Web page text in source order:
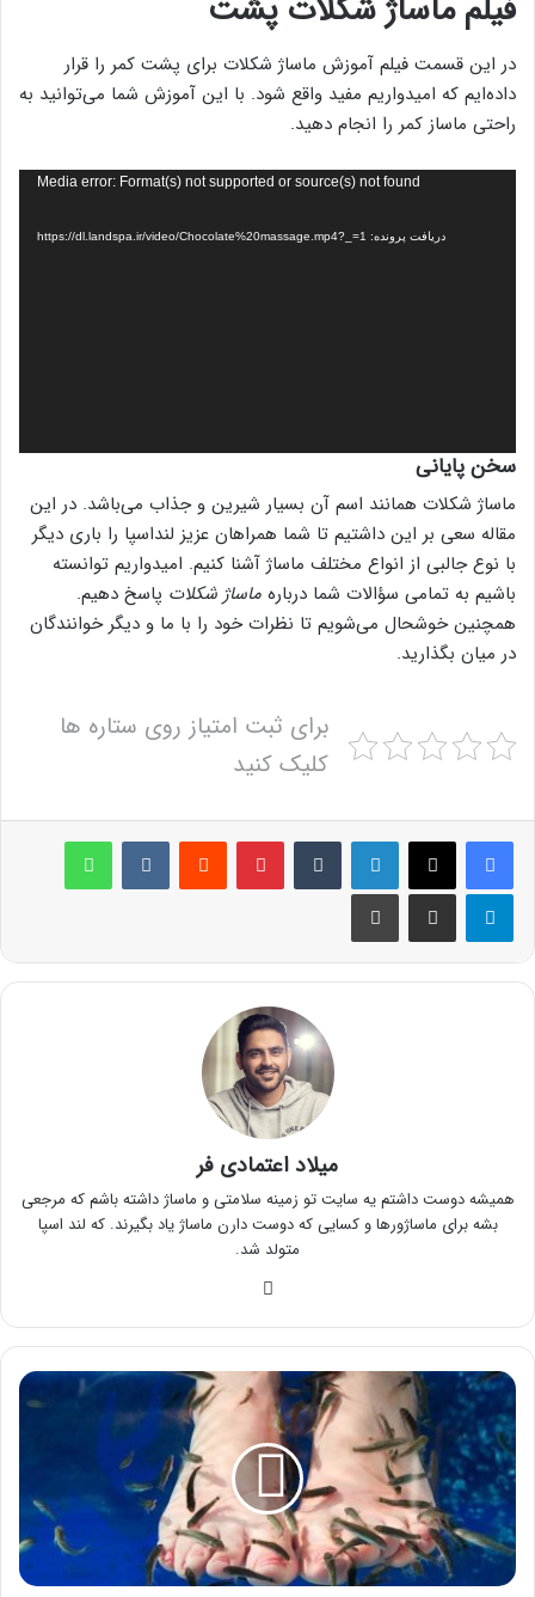
فیلم ماساژ شکلات پشت
در این قسمت فیلم آموزش ماساژ شکلات برای پشت کمر را قرار
داده‌ایم که امیدواریم مفید واقع شود. با این آموزش شما می‌توانید به
راحتی ماساز کمر را انجام دهید.
Media error: Format(s) not supported or source(s) not found
دریافت پرونده: https://dl.landspa.ir/video/Chocolate%20massage.mp4?_=1
سخن پایانی
ماساژ شکلات همانند اسم آن بسیار شیرین و جذاب می‌باشد. در این
مقاله سعی بر این داشتیم تا شما همراهان عزیز لنداسپا را باری دیگر
با نوع جالبی از انواع مختلف ماساژ آشنا کنیم. امیدواریم توانسته
باشیم به تمامی سؤالات شما درباره ماساژ شکلات پاسخ دهیم.
همچنین خوشحال می‌شویم تا نظرات خود را با ما و دیگر خوانندگان
در میان بگذارید.
برای ثبت امتیاز روی ستاره ها
کلیک کنید
لینکدین ‫تامبلر پینترست‫رددیت ‫VKontakteواتس آپ
تلگرام اشتراک گذاری از طریق ایمیل چاپ
میلاد اعتمادی فر
همیشه دوست داشتم یه سایت تو زمینه سلامتی و ماساژ داشته باشم که مرجعی
بشه برای ماساژورها و کسایی که دوست دارن ماساژ یاد بگیرند. که لند اسپا
متولد شد.
فیش
اسپا
چست
و
چگونه
انجام
می
شود؟